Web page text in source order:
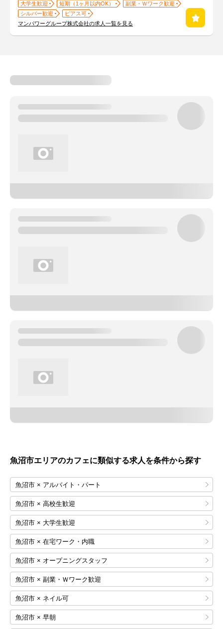
大学生歓迎 短期（1ヶ月以内OK）
副業・Ｗワーク歓迎
シルバー歓迎
ピアス可
マンパワーグループ株式会社の求人一覧を見る
魚沼市エリアのカフェに類似する求人を条件から探す
魚沼市 × アルバイト・パート
魚沼市 × 高校生歓迎
魚沼市 × 大学生歓迎
魚沼市 × 在宅ワーク・内職
魚沼市 × オープニングスタッフ
魚沼市 × 副業・Ｗワーク歓迎
魚沼市 × ネイル可
魚沼市 × 早朝